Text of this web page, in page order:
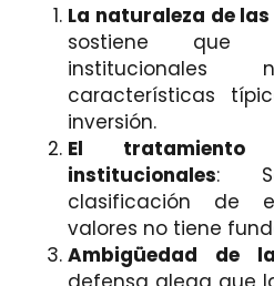
La naturaleza de
sostiene que
características
inversión.
El
institucionales:
clasificación de
valores no tiene
Ambigüedad de